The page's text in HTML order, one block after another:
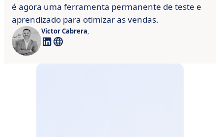
é agora uma ferramenta permanente de teste e
aprendizado para otimizar as vendas.
Victor Cabrera,